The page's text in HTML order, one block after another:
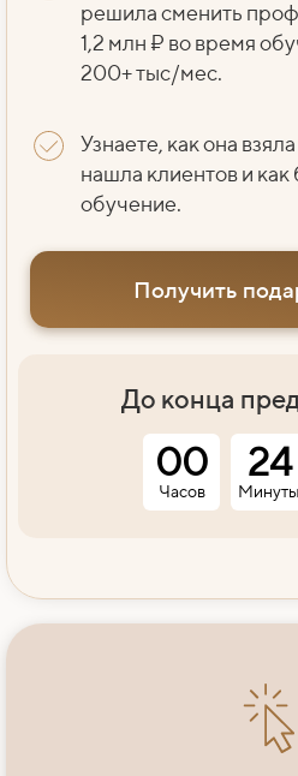
решила сменить
1,2 млн ₽ во время
200+ тыс/мес.
Узнаете, как она
нашла клиентов и
обучение.
Получить
До конца
00
Часов
24
Минуты